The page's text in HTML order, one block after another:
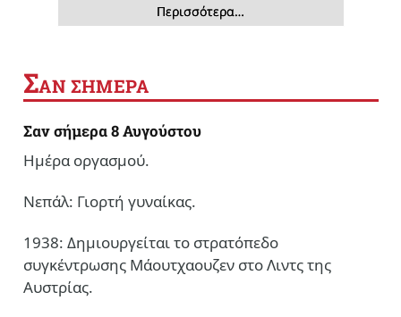
Περισσότερα…
ΣΑΝ ΣΗΜΕΡΑ
Σαν σήμερα 8 Αυγούστου
Ημέρα οργασμού.
Νεπάλ: Γιορτή γυναίκας.
1938: Δημιουργείται το στρατόπεδο
συγκέντρωσης Μάουτχαουζεν στο Λιντς της
Αυστρίας.